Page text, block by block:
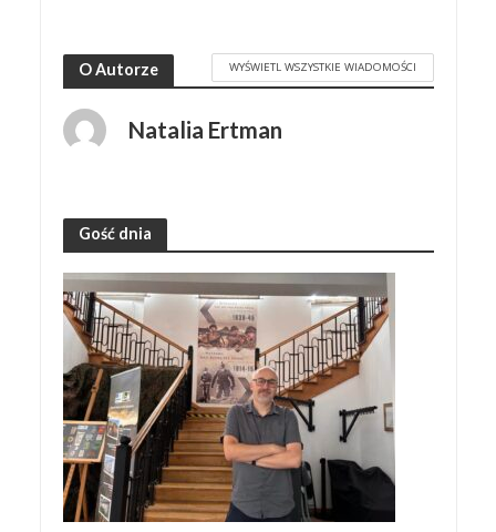
O Autorze WYŚWIETL WSZYSTKIE WIADOMOŚCI
Natalia Ertman
Gość dnia